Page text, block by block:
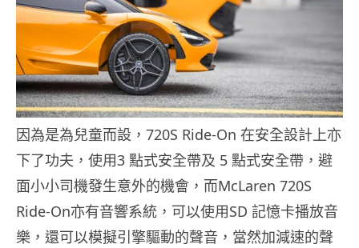
因為是為兒童而設，720S Ride-On 在安全設計上亦
下了功夫，使用3 點式安全帶及 5 點式安全帶，避
面小小司機發生意外的機會，而McLaren 720S
Ride-On亦有音響系統，可以使用SD 記憶卡播放音
樂，還可以模擬引擎驅動的聲音，當然加減速的聲